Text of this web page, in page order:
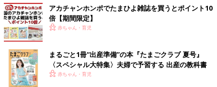
アカチャンホンポでたまひよ雑誌を買うとポイント10
倍【期間限定】
赤ちゃん・育児
まるごと1冊“出産準備”の本『たまごクラブ 夏号』
〈スペシャル大特集〉夫婦で予習する 出産の教科書
赤ちゃん・育児